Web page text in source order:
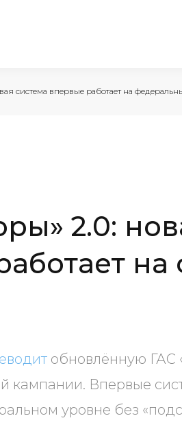
система впервые работает на
2.0:
обновлённую
кампании. Впервые
уровне без